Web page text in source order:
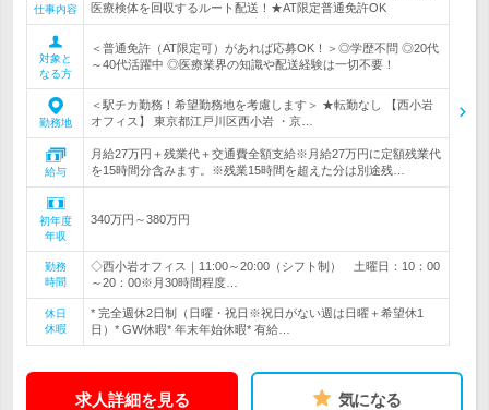
仕事内容
医療検体を回収するルート配送！★AT限定普通免許OK
対象と
なる方
＜普通免許（AT限定可）があれば応募OK！＞◎学歴不問 ◎20代
～40代活躍中 ◎医療業界の知識や配送経験は一切不要！
勤務地
＜駅チカ勤務！希望勤務地を考慮します＞ ★転勤なし 【西小岩
オフィス】 東京都江戸川区西小岩 ・京…
給与
月給27万円＋残業代＋交通費全額支給※月給27万円に定額残業代
を15時間分含みます。※残業15時間を超えた分は別途残…
初年度
年収
340万円～380万円
勤務
時間
◇西小岩オフィス｜11:00～20:00（シフト制） 土曜日：10：00
～20：00※月30時間程度…
休日
休暇
* 完全週休2日制（日曜・祝日※祝日がない週は日曜＋希望休1
日）* GW休暇* 年末年始休暇* 有給…
求人詳細を見る 気になる